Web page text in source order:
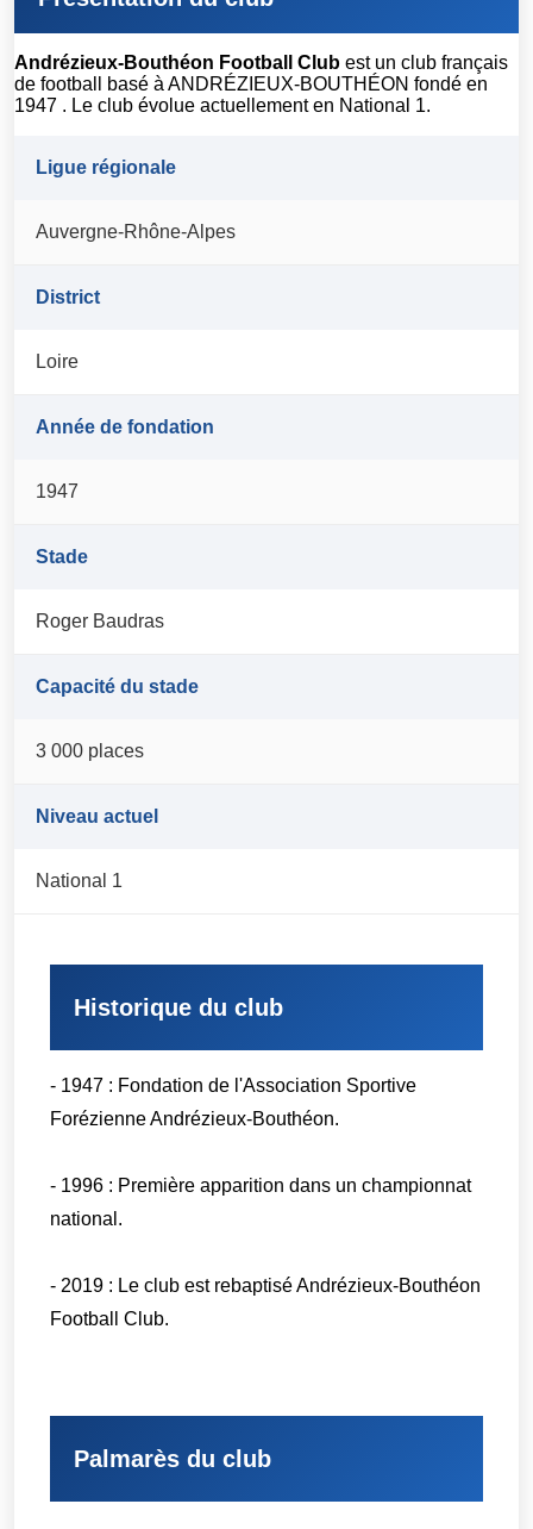
Andrézieux-Bouthéon Football Club est un club français
de football basé à ANDRÉZIEUX-BOUTHÉON fondé en
1947 . Le club évolue actuellement en National 1.
Ligue régionale
Auvergne-Rhône-Alpes
District
Loire
Année de fondation
1947
Stade
Roger Baudras
Capacité du stade
3 000 places
Niveau actuel
National 1
Historique du club
- 1947 : Fondation de l'Association Sportive
Forézienne Andrézieux-Bouthéon.
- 1996 : Première apparition dans un championnat
national.
- 2019 : Le club est rebaptisé Andrézieux-Bouthéon
Football Club.
Palmarès du club